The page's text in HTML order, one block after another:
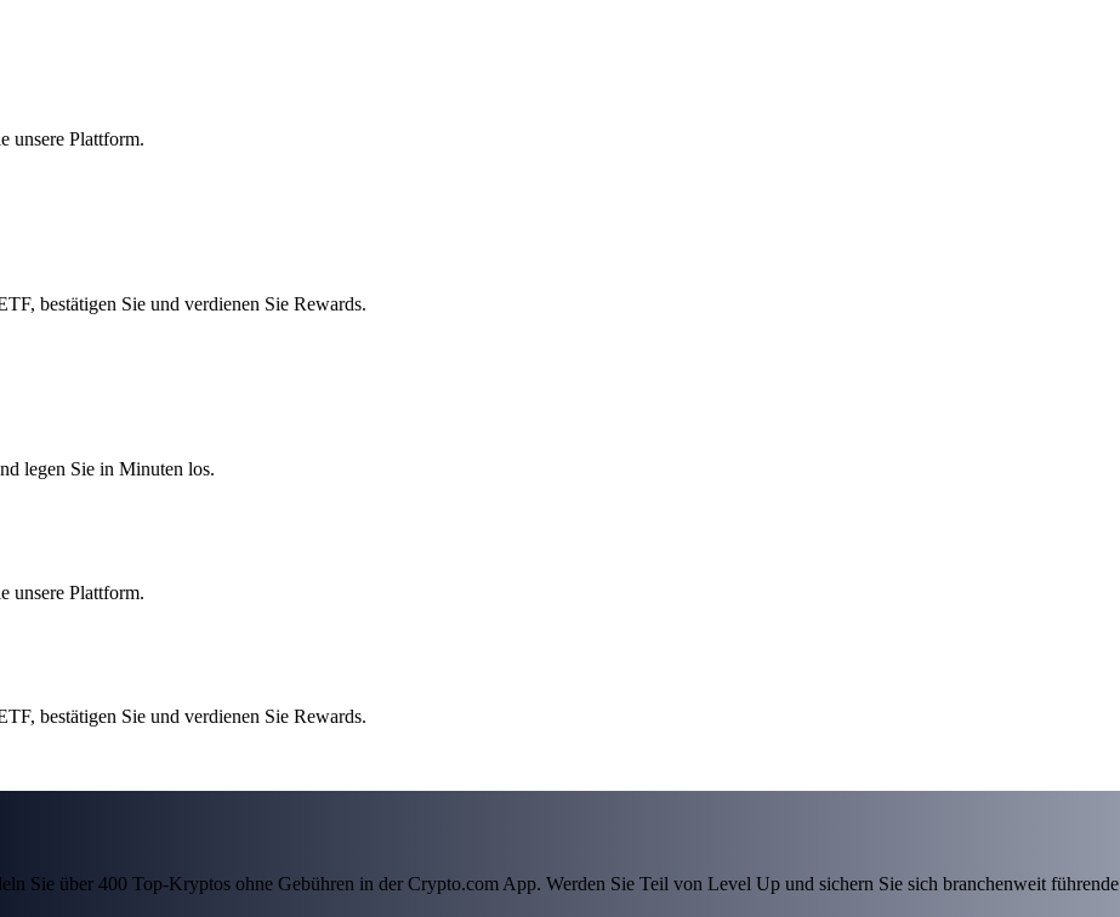
unsere Plattform.
bestätigen Sie und verdienen Sie Rewards.
legen Sie in Minuten los.
unsere Plattform.
bestätigen Sie und verdienen Sie Rewards.
Sie über 400 Top-Kryptos ohne Gebühren in der Crypto.com App. Werden Sie Teil von Level Up und sichern Sie sich branchenweit führende